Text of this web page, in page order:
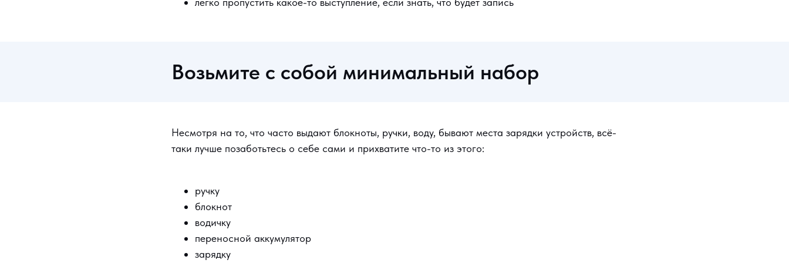
Возьмите с собой минимальный набор
Несмотря на то, что часто выдают блокноты, ручки, воду, бывают места зарядки устройств, всё-
таки лучше позаботьтесь о себе сами и прихватите что-то из этого:
ручку
блокнот
водичку
переносной аккумулятор
зарядку